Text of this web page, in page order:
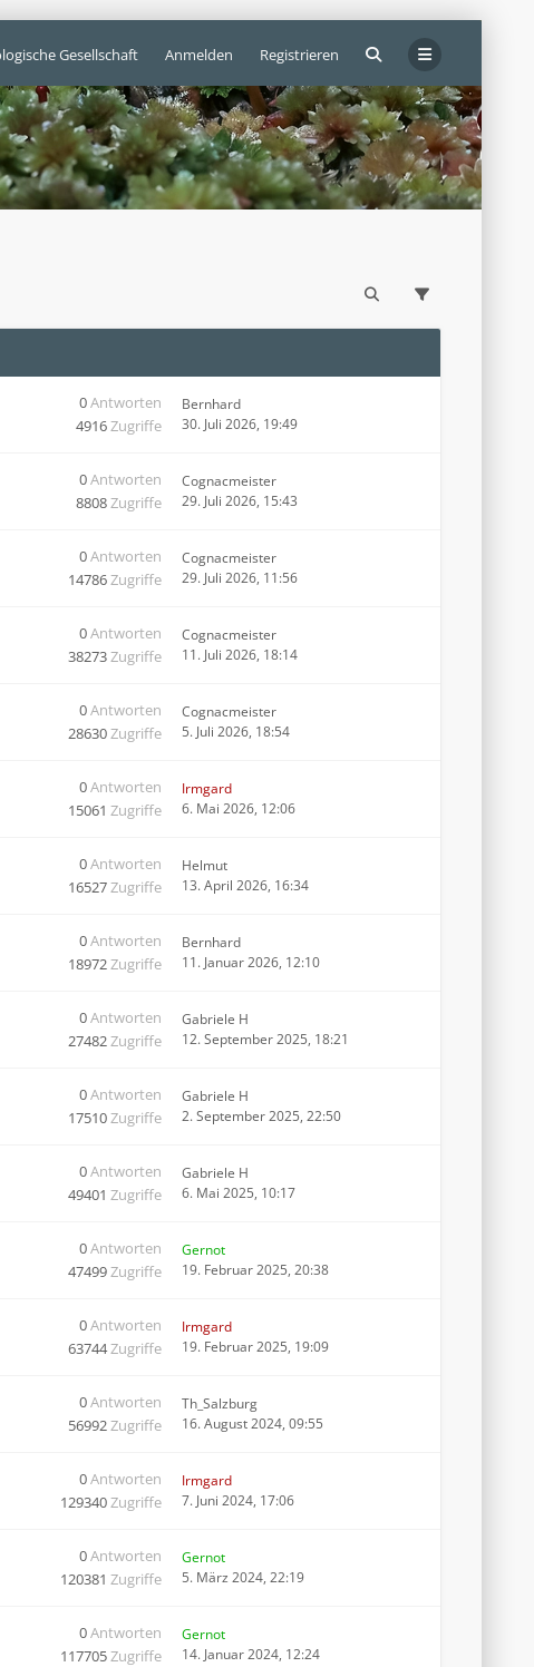
Gesellschaft Anmelden Registrieren
0Antworten
4916Zugriffe
Bernhard
30. Juli 2026, 19:49
0Antworten
8808Zugriffe
Cognacmeister
29. Juli 2026, 15:43
0Antworten
14786Zugriffe
Cognacmeister
29. Juli 2026, 11:56
0Antworten
38273Zugriffe
Cognacmeister
11. Juli 2026, 18:14
0Antworten
28630Zugriffe
Cognacmeister
5. Juli 2026, 18:54
0Antworten
15061 Zugriffe
Irmgard
6. Mai 2026, 12:06
0Antworten
16527Zugriffe
Helmut
13. April 2026, 16:34
0Antworten
18972Zugriffe
Bernhard
11. Januar 2026, 12:10
0Antworten
27482Zugriffe
Gabriele H
12. September 2025, 18:21
0Antworten
17510Zugriffe
Gabriele H
2. September 2025, 22:50
0Antworten
49401 Zugriffe
Gabriele H
6. Mai 2025, 10:17
0Antworten
47499Zugriffe
Gernot
19. Februar 2025, 20:38
0Antworten
63744Zugriffe
Irmgard
19. Februar 2025, 19:09
0Antworten
56992Zugriffe
Th_Salzburg
16. August 2024, 09:55
0Antworten
129340Zugriffe
Irmgard
7. Juni 2024, 17:06
0Antworten
120381 Zugriffe
Gernot
5. März 2024, 22:19
0Antworten
117705Zugriffe
Gernot
14. Januar 2024, 12:24